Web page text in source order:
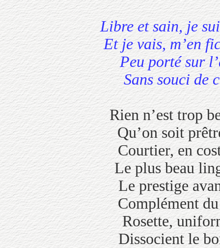
Libre et sain,
Et je vais,
Peu porté
Sans souci
Rien n’est trop
Qu’on soit
Courtier, en
Le plus beau linge
Le prestige
Complément
Rosette,
Dissocient le